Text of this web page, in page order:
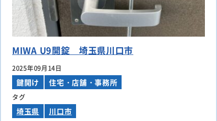
MIWA U9開錠 埼玉県川口市
2025年09月14日
鍵開け 住宅・店舗・事務所
タグ
埼玉県 川口市